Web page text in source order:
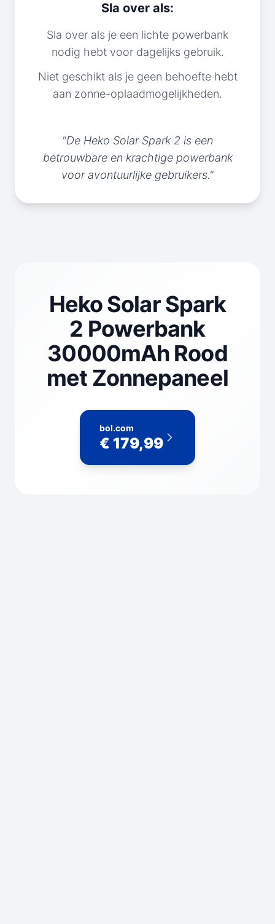
Sla over als:
Sla over als je een lichte powerbank
nodig hebt voor dagelijks gebruik.
Niet geschikt als je geen behoefte hebt
aan zonne-oplaadmogelijkheden.
"De Heko Solar Spark 2 is een
betrouwbare en krachtige powerbank
voor avontuurlijke gebruikers."
Heko Solar Spark
2 Powerbank
30000mAh Rood
met Zonnepaneel
bol.com
€ 179,99